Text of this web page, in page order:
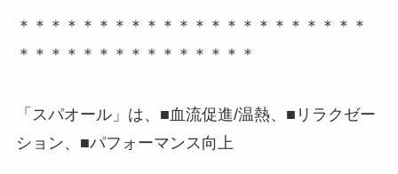
＊＊＊＊＊＊＊＊＊＊＊＊＊＊＊＊＊＊＊＊＊＊
＊＊＊＊＊＊＊＊＊＊＊＊＊＊＊
「スパオール」は、■血流促進/温熱、■リラクゼー
ション、■パフォーマンス向上